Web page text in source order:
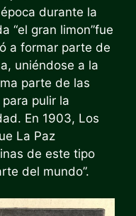
durante la
“el gran limon”fue
a formar parte de
uniéndose a la
parte de las
pulir la
En 1903, Los
La Paz
de este tipo
del mundo”.